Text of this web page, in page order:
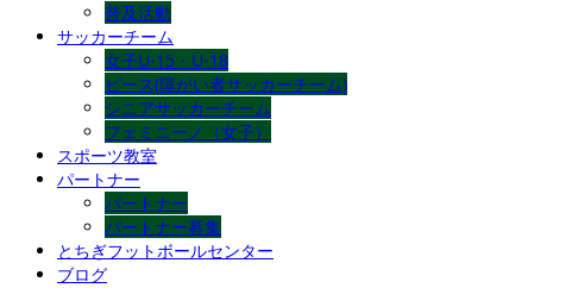
普及活動
サッカーチーム
女子U-15・U-18
ピース(障がい者サッカーチーム)
シニアサッカーチーム
フェミニーノ（女子）
スポーツ教室
パートナー
パートナー
パートナー募集
とちぎフットボールセンター
ブログ